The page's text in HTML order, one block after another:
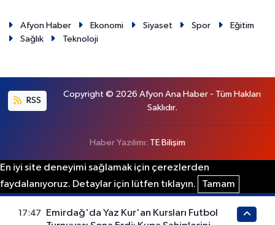
Afyon Haber Ekonomi Siyaset Spor
Eğitim
Sağlık
Teknoloji
RSS
Copyright © 2026 Afyon Ana Haber - Tüm Hakları
Saklıdır.
Haber Yazılımı: TE Bilişim
En iyi site deneyimi sağlamak için çerezlerden
faydalanıyoruz. Detaylar için lütfen tıklayın.
Tamam
17:47
Emirdağ'da Yaz Kur'an Kursları Futbol